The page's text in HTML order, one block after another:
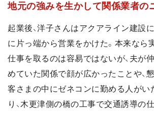
地元の強みを生かして関係業者の
起業後、洋子さんはアクアライン建設
に片っ端から営業をかけた。本来なら
仕事を取るのは容易ではないが、夫が
めていた関係で顔が広かったことや、
客さまの中にゼネコンに勤める人がい
り、木更津側の橋の工事で交通誘導の仕